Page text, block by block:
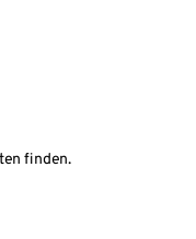
finden.